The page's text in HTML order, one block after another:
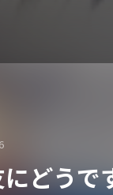
どうで